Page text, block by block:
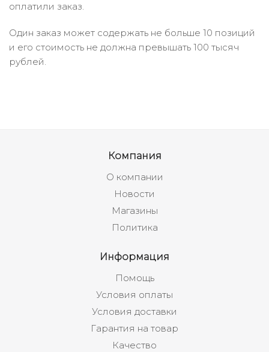
оплатили заказ.
Один заказ может содержать не больше 10 позиций
и его стоимость не должна превышать 100 тысяч
рублей.
Компания
О компании
Новости
Магазины
Политика
Информация
Помощь
Условия оплаты
Условия доставки
Гарантия на товар
Качество